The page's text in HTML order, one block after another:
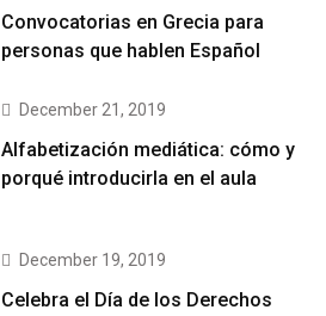
Convocatorias en Grecia para
personas que hablen Español
December 21, 2019
Alfabetización mediática: cómo y
porqué introducirla en el aula
December 19, 2019
Celebra el Día de los Derechos